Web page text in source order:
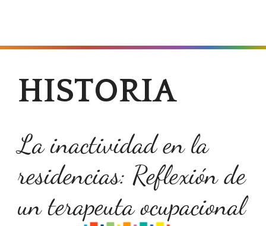
HISTORIA
La inactividad en la
residencias: Reflexión de
un terapeuta ocupacional